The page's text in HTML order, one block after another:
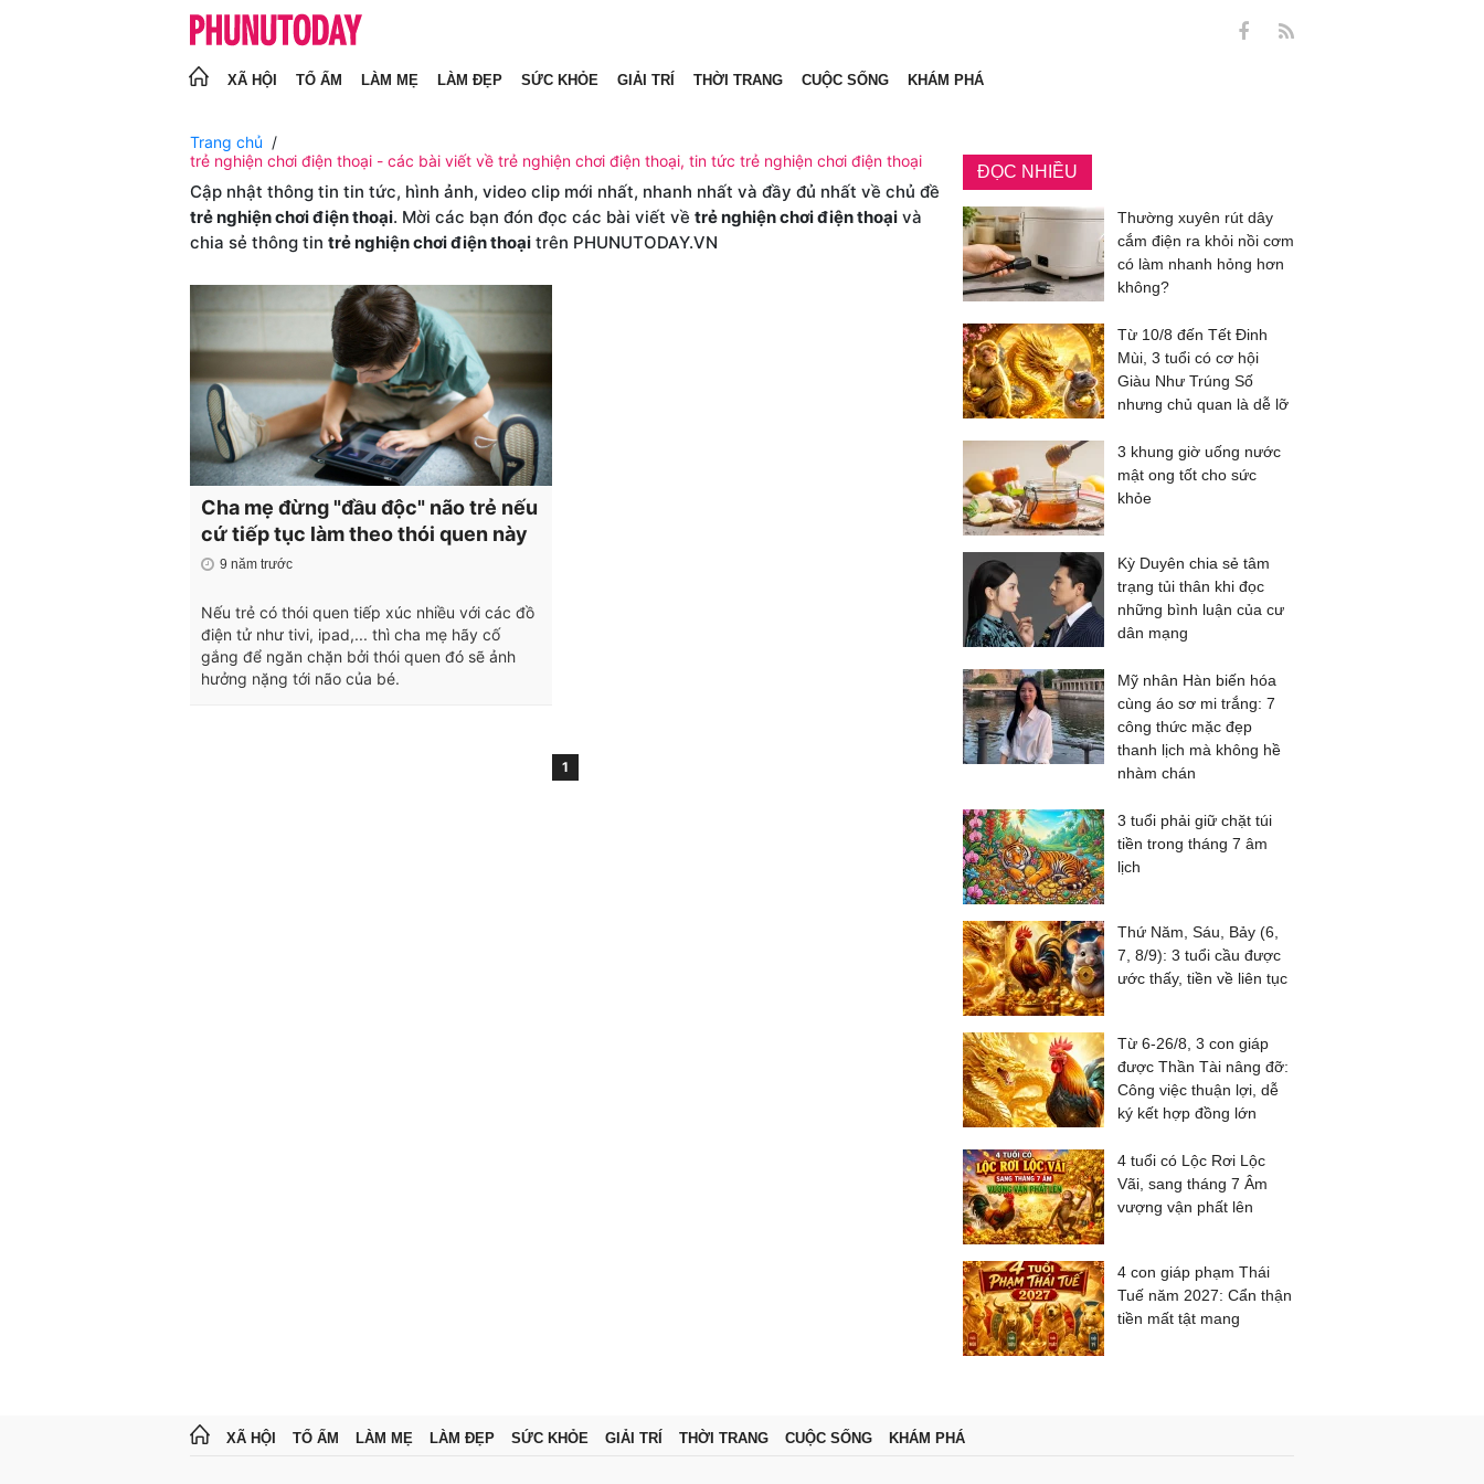
XÃ HỘI TỔ ẤM LÀM MẸ LÀM ĐẸP SỨC KHỎE GIẢI TRÍ THỜI TRANG CUỘC SỐNG KHÁM PHÁ
Trang chủ
trẻ nghiện chơi điện thoại - các bài viết về trẻ nghiện chơi điện thoại, tin tức trẻ nghiện chơi điện thoại
Cập nhật thông tin tin tức, hình ảnh, video clip mới nhất, nhanh nhất và đầy đủ nhất về chủ đề
trẻ nghiện chơi điện thoại. Mời các bạn đón đọc các bài viết về trẻ nghiện chơi điện thoại và
chia sẻ thông tin trẻ nghiện chơi điện thoại trên PHUNUTODAY.VN
Cha mẹ đừng "đầu độc" não trẻ nếu
cứ tiếp tục làm theo thói quen này
9 năm trước
Nếu trẻ có thói quen tiếp xúc nhiều với các đồ
điện tử như tivi, ipad,... thì cha mẹ hãy cố
gắng để ngăn chặn bởi thói quen đó sẽ ảnh
hưởng nặng tới não của bé.
1
ĐỌC NHIỀU
Thường xuyên rút dây
cắm điện ra khỏi nồi cơm
có làm nhanh hỏng hơn
không?
Từ 10/8 đến Tết Đinh
Mùi, 3 tuổi có cơ hội
Giàu Như Trúng Số
nhưng chủ quan là dễ lỡ
3 khung giờ uống nước
mật ong tốt cho sức
khỏe
Kỳ Duyên chia sẻ tâm
trạng tủi thân khi đọc
những bình luận của cư
dân mạng
Mỹ nhân Hàn biến hóa
cùng áo sơ mi trắng: 7
công thức mặc đẹp
thanh lịch mà không hề
nhàm chán
3 tuổi phải giữ chặt túi
tiền trong tháng 7 âm
lịch
Thứ Năm, Sáu, Bảy (6,
7, 8/9): 3 tuổi cầu được
ước thấy, tiền về liên tục
Từ 6-26/8, 3 con giáp
được Thần Tài nâng đỡ:
Công việc thuận lợi, dễ
ký kết hợp đồng lớn
4 tuổi có Lộc Rơi Lộc
Vãi, sang tháng 7 Âm
vượng vận phất lên
4 con giáp phạm Thái
Tuế năm 2027: Cẩn thận
tiền mất tật mang
XÃ HỘI TỔ ẤM LÀM MẸ LÀM ĐẸP SỨC KHỎE GIẢI TRÍ THỜI TRANG CUỘC SỐNG KHÁM PHÁ